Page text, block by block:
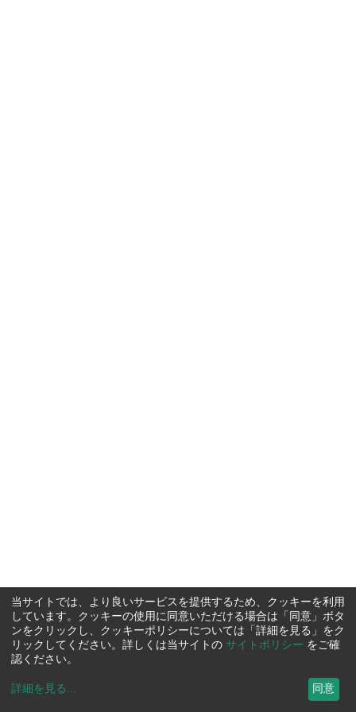
当サイトでは、より良いサービスを提供するため、クッキーを利用
しています。クッキーの使用に同意いただける場合は「同意」ボタ
ンをクリックし、クッキーポリシーについては「詳細を見る」をク
リックしてください。詳しくは当サイトの サイトポリシー をご確
認ください。
詳細を見る ... 同意